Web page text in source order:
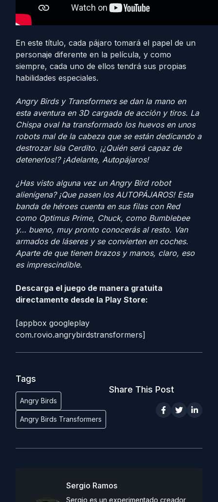
En este título, cada pájaro tomará el papel de un
personaje diferente en la película, y como
siempre, cada uno de ellos tendrá sus propias
habilidades especiales.
Angry Birds y Transformers se dan la mano en
esta aventura en 3D cargada de acción y tiros. La
Chispa oval ha transformado los huevos en unos
robots mal de la cabeza que se están dedicando a
destrozar Isla Cerdito. ¡¿Quién será capaz de
detenerlos!? ¡Adelante, Autopájaros!
¿Has visto alguna vez un Angry Bird robot
alienígena? ¡Que pasen los AUTOPÁJAROS! Esta
banda de héroes cuenta en sus filas con Red
como Optimus Prime, Chuck, como Bumblebee
y… bueno, muy pronto conocerás al resto. Van
armados de láseres y se convierten en coches.
Aparte de que tienen brazos y manos, claro, eso
es imprescindible.
Descarga el juego de manera gratuita
directamente desde la Play Store:
[appbox googleplay
com.rovio.angrybirdstransformers]
Tags
Angry Birds
Angry Birds Transformers
Share This Post
Sergio Ramos
Sergio es un experimentado creador